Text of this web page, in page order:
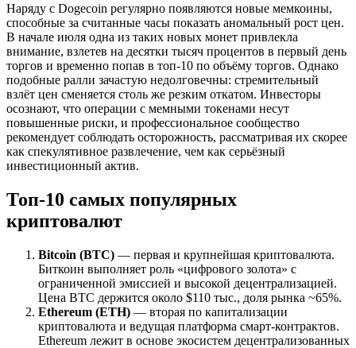
Наряду с Dogecoin регулярно появляются новые мемкоины,
способные за считанные часы показать аномальный рост цен.
В начале июля одна из таких новых монет привлекла
внимание, взлетев на десятки тысяч процентов в первый день
торгов и временно попав в топ-10 по объёму торгов. Однако
подобные ралли зачастую недолговечны: стремительный
взлёт цен сменяется столь же резким откатом. Инвесторы
осознают, что операции с мемными токенами несут
повышенные риски, и профессиональное сообщество
рекомендует соблюдать осторожность, рассматривая их скорее
как спекулятивное развлечение, чем как серьёзный
инвестиционный актив.
Топ-10 самых популярных
криптовалют
Bitcoin (BTC) — первая и крупнейшая криптовалюта.
Биткоин выполняет роль «цифрового золота» с
ограниченной эмиссией и высокой децентрализацией.
Цена BTC держится около $110 тыс., доля рынка ~65%.
Ethereum (ETH) — вторая по капитализации
криптовалюта и ведущая платформа смарт-контрактов.
Ethereum лежит в основе экосистем децентрализованных